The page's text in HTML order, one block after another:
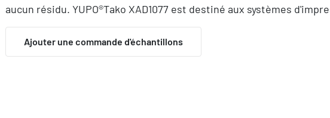
aucun résidu. YUPO®Tako XAD1077 est destiné aux systèmes
Ajouter une commande d'échantillons